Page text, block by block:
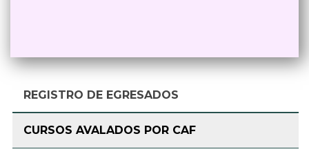
REGISTRO DE EGRESADOS
CURSOS AVALADOS POR CAF